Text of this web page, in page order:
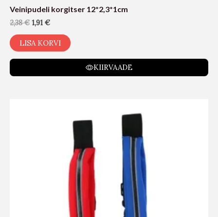
Veinipudeli korgitser 12*2,3*1cm
2,38€ 1,91 €
LISA KORVI
KIIRVAADE